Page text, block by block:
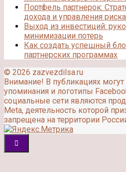
Портфель партнерок:
дохода и управления
Выход из инвестиций:
минимизации потерь
Как создать успешный
партнерских программах
© 2026 zazvezdilsa.ru
Внимание! В публикациях могут
упоминания и логотипы
социальные сети являются
Meta, деятельность которой
запрещена на территории